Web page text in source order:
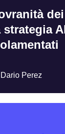
Dario Perez